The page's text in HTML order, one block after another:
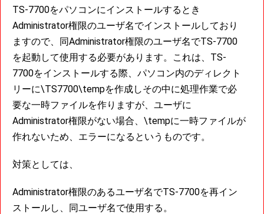
TS-7700をパソコンにインストールするとき
Administrator権限のユーザ名でインストールしており
ますので、同Administrator権限のユーザ名でTS-7700
を起動して使用する必要があります。これは、TS-
7700をインストールする際、パソコン内のディレクト
リーに\TS7700\tempを作成しその中に処理作業で必
要な一時ファイルを作りますが、ユーザに
Administrator権限がない場合、\tempに一時ファイルが
作れないため、エラーになるというものです。
対策としては、
Administrator権限のあるユーザ名でTS-7700を再イン
ストールし、同ユーザ名で使用する。